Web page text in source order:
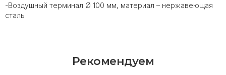
-Воздушный терминал Ø 100 мм, материал – нержавеющая
сталь
Рекомендуем